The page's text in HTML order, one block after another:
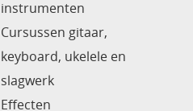
instrumenten
Cursussen gitaar,
keyboard, ukelele en
slagwerk
Effecten